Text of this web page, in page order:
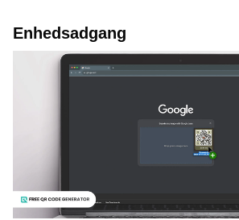
Enhedsadgang